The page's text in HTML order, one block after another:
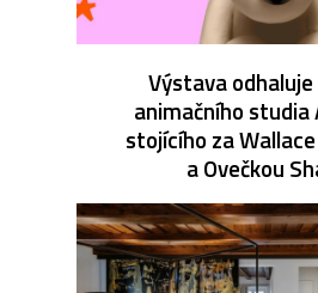
Výstava
animačního studia
stojícího za
a Ovečkou